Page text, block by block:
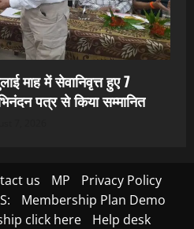
माह में सेवानिवृत्त हुए 7
पत्र से किया सम्मानित
us MP
Privacy Policy
Membership Plan Demo
click here Help desk